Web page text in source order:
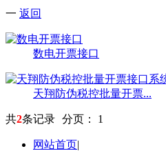
一 返回
数电开票接口
天翔防伪税控批量开票...
共2条记录 分页： 1
网站首页|